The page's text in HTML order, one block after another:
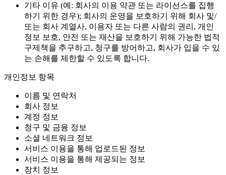
기타 이유 (예: 회사의 이용 약관 또는 라이선스를 집행
하기 위한 경우); 회사의 운영을 보호하기 위해 회사 및/
또는 회사 계열사, 이용자 또는 다른 사람의 권리, 개인
정보 보호, 안전 또는 재산을 보호하기 위해 가능한 법적
구제책을 추구하고, 청구를 방어하고, 회사가 입을 수 있
는 손해를 제한할 수 있도록 합니다.
개인정보 항목
이름 및 연락처
회사 정보
계정 정보
청구 및 금융 정보
소셜 네트워크 정보
서비스 이용을 통해 업로드된 정보
서비스 이용을 통해 제공되는 정보
장치 정보